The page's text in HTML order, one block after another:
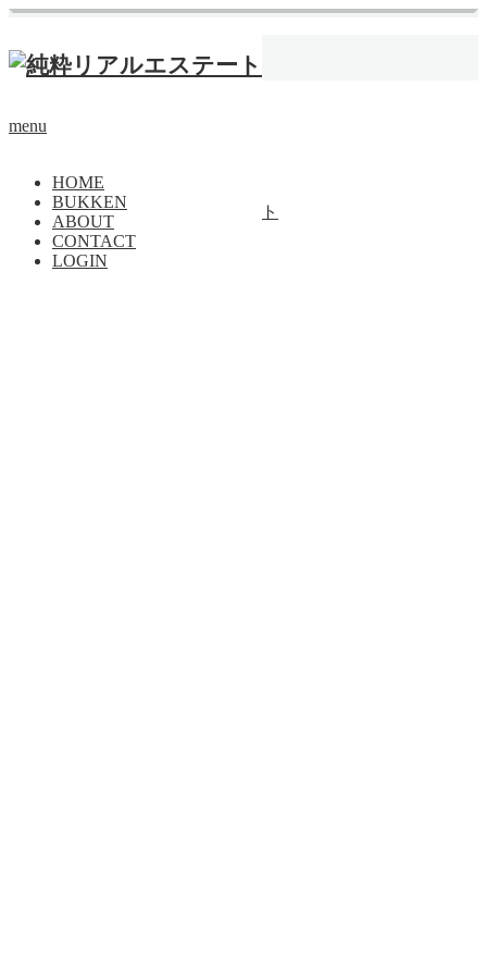
menu
HOME
BUKKEN
ABOUT
CONTACT
LOGIN
駅徒歩12分
Copyright ©純粋リアルエステート
PAGE TOP